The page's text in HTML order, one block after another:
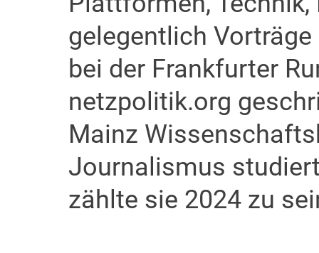
gelegentlich
bei der Frankfurter
netzpolitik.org
Mainz
Journalismus
zählte sie 2024 zu